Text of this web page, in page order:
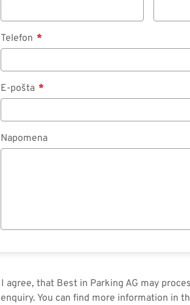
Telefon
E-pošta
Napomena
I agree, that Best in Parking AG may
enquiry. You can find more information in